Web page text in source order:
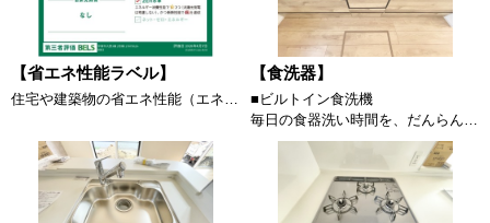
【省エネ性能ラベル】
住宅や建築物の省エネ性能（エネルギー消費性能・断熱性能）や目安光熱費などを、星の数やマークで分かりやすく表示し、消費者が性能を比較検討しやすくするためのラベルです。
【食洗器】
■ビルトイン食洗機
毎日の食器洗い時間を、だんらんの時間に。すっきりビルトイン食洗器で時短だけではなく節水効果もあります！